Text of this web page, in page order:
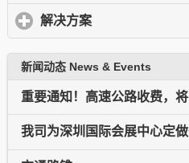
解决方案click to expand
新闻动态 News & Events
重要通知！高速公路收费，将
我司为深圳国际会展中心定